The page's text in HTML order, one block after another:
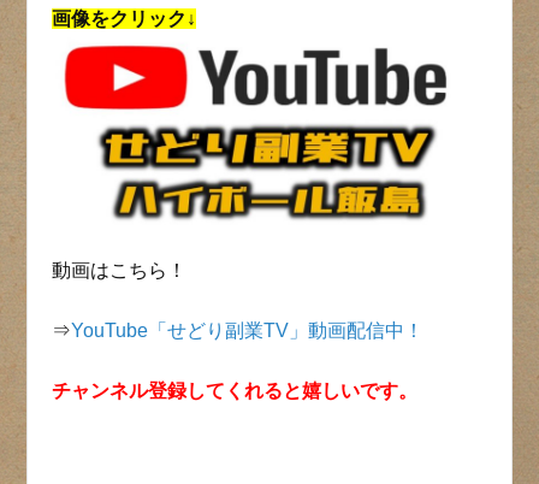
画像をクリック↓
動画はこちら！
⇒YouTube「せどり副業TV」動画配信中！
チャンネル登録してくれると嬉しいです。